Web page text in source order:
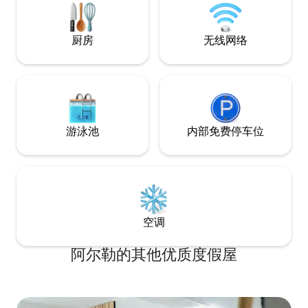
拿浴室
厨房 无线网络
游泳池 内部免费停车位
空调
阿尔勒的其他优质度假屋